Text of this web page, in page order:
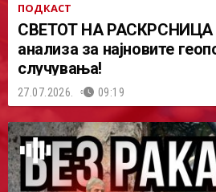
ПОДКАСТ
СВЕТОТ НА РАСКРСНИЦА
анализа за најновите
случувања!
27.07.2026. 09:19